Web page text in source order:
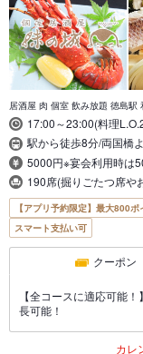
居酒屋 肉 個室 飲み放題 徳島駅
17:00～23:00(料理
駅から徒歩8分/両国橋
5000円※宴会利用時は
190席(掘りごたつ席や
【アプリ予約限定】最大800
スマート支払い可
クーポン
【全コースに適応可能
長可能！
カレ